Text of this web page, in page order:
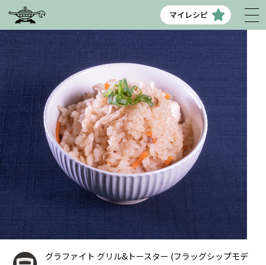
マイレシピ
グラファイト グリル&トースター (フラッグシップモデ